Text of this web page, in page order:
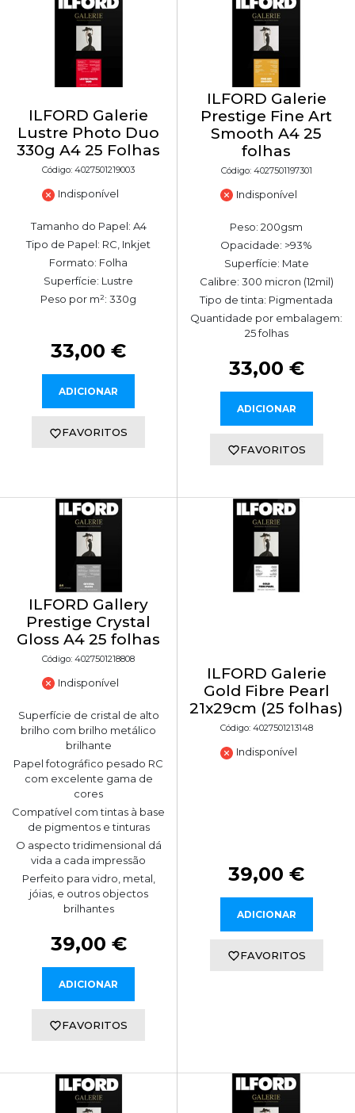
ILFORD Galerie
Lustre Photo Duo
330g A4 25 Folhas
Código: 4027501219003
Indisponível
Tamanho do Papel: A4
Tipo de Papel: RC, Inkjet
Formato: Folha
Superfície: Lustre
Peso por m²: 330g
33,00 €
ADICIONAR
FAVORITOS
ILFORD Galerie
Prestige Fine Art
Smooth A4 25
folhas
Código: 4027501197301
Indisponível
Peso: 200gsm
Opacidade: >93%
Superfície: Mate
Calibre: 300 micron (12mil)
Tipo de tinta: Pigmentada
Quantidade por embalagem:
25 folhas
33,00 €
ADICIONAR
FAVORITOS
ILFORD Gallery
Prestige Crystal
Gloss A4 25 folhas
Código: 4027501218808
Indisponível
Superfície de cristal de alto
brilho com brilho metálico
brilhante
Papel fotográfico pesado RC
com excelente gama de
cores
Compatível com tintas à base
de pigmentos e tinturas
O aspecto tridimensional dá
vida a cada impressão
Perfeito para vidro, metal,
jóias, e outros objectos
brilhantes
39,00 €
ADICIONAR
FAVORITOS
ILFORD Galerie
Gold Fibre Pearl
21x29cm (25 folhas)
Código: 4027501213148
Indisponível
39,00 €
ADICIONAR
FAVORITOS